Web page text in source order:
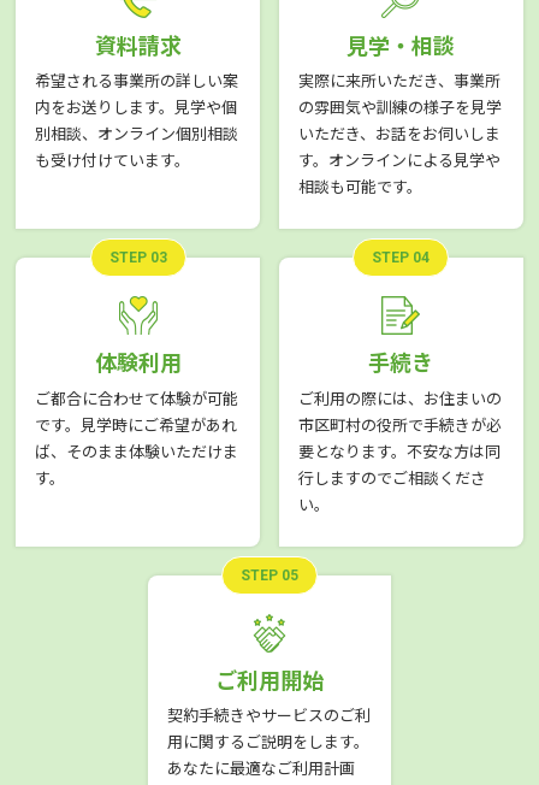
資料請求
希望される事業所の詳しい案
内をお送りします。見学や個
別相談、オンライン個別相談
も受け付けています。
見学・相談
実際に来所いただき、事業所
の雰囲気や訓練の様子を見学
いただき、お話をお伺いしま
す。オンラインによる見学や
相談も可能です。
STEP 03
体験利用
ご都合に合わせて体験が可能
です。見学時にご希望があれ
ば、そのまま体験いただけま
す。
STEP 04
手続き
ご利用の際には、お住まいの
市区町村の役所で手続きが必
要となります。不安な方は同
行しますのでご相談くださ
い。
STEP 05
ご利用開始
契約手続きやサービスのご利
用に関するご説明をします。
あなたに最適なご利用計画